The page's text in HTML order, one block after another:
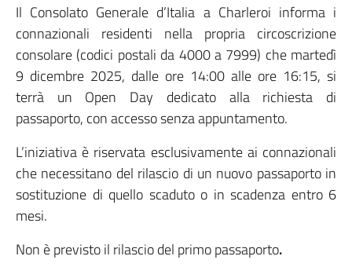
Il Consolato Generale d’Italia a Charleroi informa i
connazionali residenti nella propria circoscrizione
consolare (codici postali da 4000 a 7999) che martedì
9 dicembre 2025, dalle ore 14:00 alle ore 16:15, si
terrà un Open Day dedicato alla richiesta di
passaporto, con accesso senza appuntamento.
L’iniziativa è riservata esclusivamente ai connazionali
che necessitano del rilascio di un nuovo passaporto in
sostituzione di quello scaduto o in scadenza entro 6
mesi.
Non è previsto il rilascio del primo passaporto.